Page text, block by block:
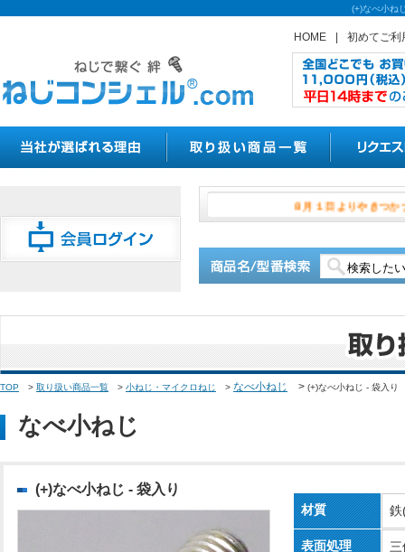
(+)なべ小ね
HOME 初めてご利
８月１日よ
TOP > 取り扱い商品一覧 > 小ねじ・マイクロねじ > なべ小ねじ > (+)なべ小ねじ - 袋入り
なべ小ねじ
(+)なべ小ねじ - 袋入り
材質 鉄
表面処理